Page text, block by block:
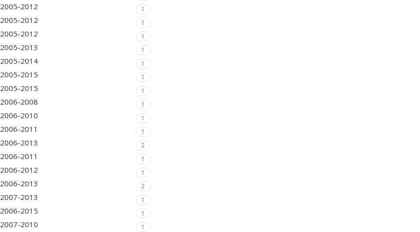
2005-2012 1
2005-2012 1
2005-2012 1
2005-2013 1
2005-2014 1
2005-2015 1
2005-2015 1
2006-2008 1
2006-2010 1
2006-2011 1
2006-2013 2
2006-2011 1
2006-2012 1
2006-2013 2
2007-2013 1
2006-2015 1
2007-2010 1